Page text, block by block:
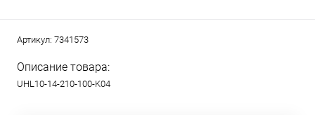
Артикул: 7341573
Описание товара:
UHL10-14-210-100-K04